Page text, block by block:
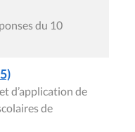
du 10
d’application de
de